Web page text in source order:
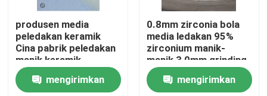
Rumah
Produk
produsen media
peledakan keramik
Cina pabrik peledakan
manik keramik
mengirimkan
0.8mm zirconia bola
media ledakan 95%
zirconium manik-
manik 3,0mm grinding
mengirimkan